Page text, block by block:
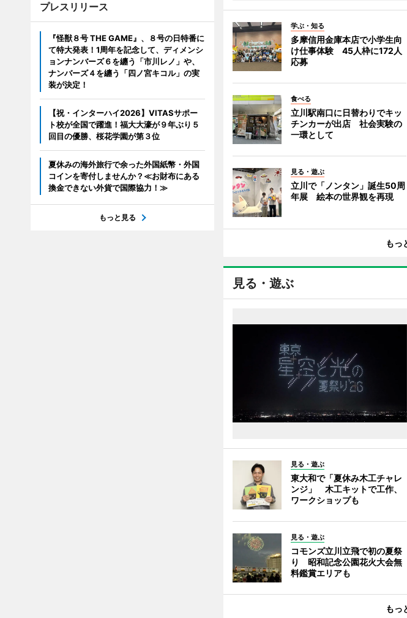
学ぶ・知る
多摩信用金庫本店で小学生向
け仕事体験 45人枠に172人
応募
食べる
立川駅南口に日替わりでキッ
チンカーが出店 社会実験の
一環として
見る・遊ぶ
立川で「ノンタン」誕生50周
年展 絵本の世界観を再現
もっ
見る・遊ぶ
見る・遊ぶ
東大和で「夏休み木工チャレ
ンジ」 木工キットで工作、
ワークショップも
見る・遊ぶ
コモンズ立川立飛で初の夏祭
り 昭和記念公園花火大会無
料鑑賞エリアも
もっ
プレスリリース
『怪獣８号 THE GAME』、８号の日特番に
て特大発表！1周年を記念して、ディメンシ
ョンナンバーズ６を纏う「市川レノ」や、
ナンバーズ４を纏う「四ノ宮キコル」の実
装が決定！
【祝・インターハイ2026】VITASサポー
ト校が全国で躍進！福大大濠が９年ぶり５
回目の優勝、桜花学園が第３位
夏休みの海外旅行で余った外国紙幣・外国
コインを寄付しませんか？≪お財布にある
換金できない外貨で国際協力！≫
もっと見る